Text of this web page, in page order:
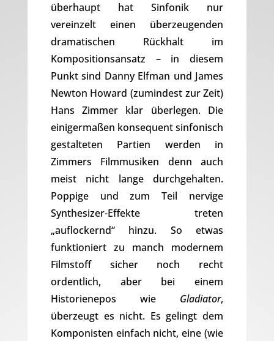
überhaupt hat Sinfonik nur
vereinzelt einen überzeugenden
dramatischen Rückhalt im
Kompositionsansatz – in diesem
Punkt sind Danny Elfman und James
Newton Howard (zumindest zur Zeit)
Hans Zimmer klar überlegen. Die
einigermaßen konsequent sinfonisch
gestalteten Partien werden in
Zimmers Filmmusiken denn auch
meist nicht lange durchgehalten.
Poppige und zum Teil nervige
Synthesizer-Effekte treten
„auflockernd“ hinzu. So etwas
funktioniert zu manch modernem
Filmstoff sicher noch recht
ordentlich, aber bei einem
Historienepos wie Gladiator,
überzeugt es nicht. Es gelingt dem
Komponisten einfach nicht, eine (wie